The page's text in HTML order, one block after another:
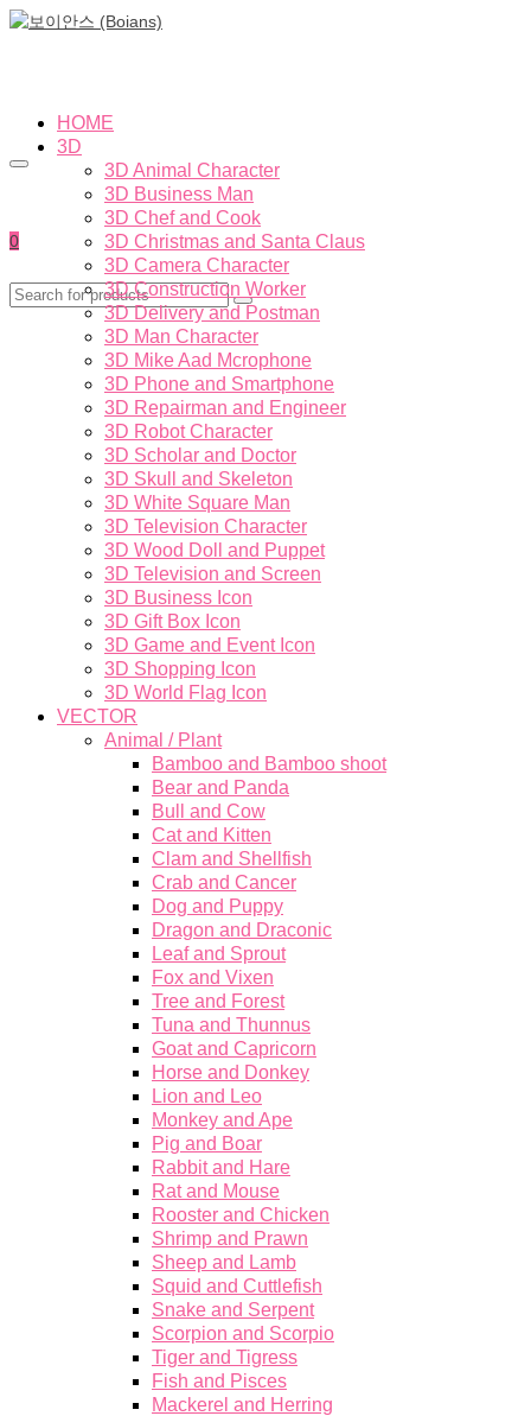
0
HOME
3D
3D Animal Character
3D Business Man
3D Chef and Cook
3D Christmas and Santa Claus
3D Camera Character
3D Construction Worker
3D Delivery and Postman
3D Man Character
3D Mike Aad Mcrophone
3D Phone and Smartphone
3D Repairman and Engineer
3D Robot Character
3D Scholar and Doctor
3D Skull and Skeleton
3D White Square Man
3D Television Character
3D Wood Doll and Puppet
3D Television and Screen
3D Business Icon
3D Gift Box Icon
3D Game and Event Icon
3D Shopping Icon
3D World Flag Icon
VECTOR
Animal / Plant
Bamboo and Bamboo shoot
Bear and Panda
Bull and Cow
Cat and Kitten
Clam and Shellfish
Crab and Cancer
Dog and Puppy
Dragon and Draconic
Leaf and Sprout
Fox and Vixen
Tree and Forest
Tuna and Thunnus
Goat and Capricorn
Horse and Donkey
Lion and Leo
Monkey and Ape
Pig and Boar
Rabbit and Hare
Rat and Mouse
Rooster and Chicken
Shrimp and Prawn
Sheep and Lamb
Squid and Cuttlefish
Snake and Serpent
Scorpion and Scorpio
Tiger and Tigress
Fish and Pisces
Mackerel and Herring